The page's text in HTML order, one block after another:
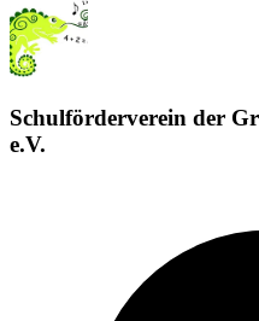
Schulförderverein der
e.V.